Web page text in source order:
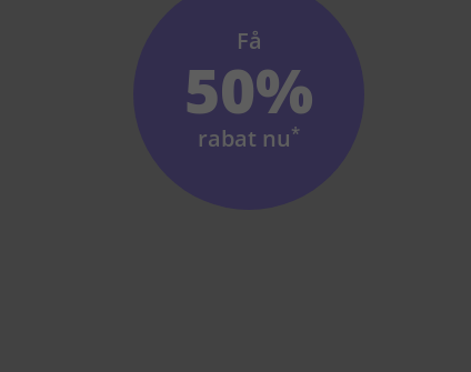
Få
50%
rabat nu*